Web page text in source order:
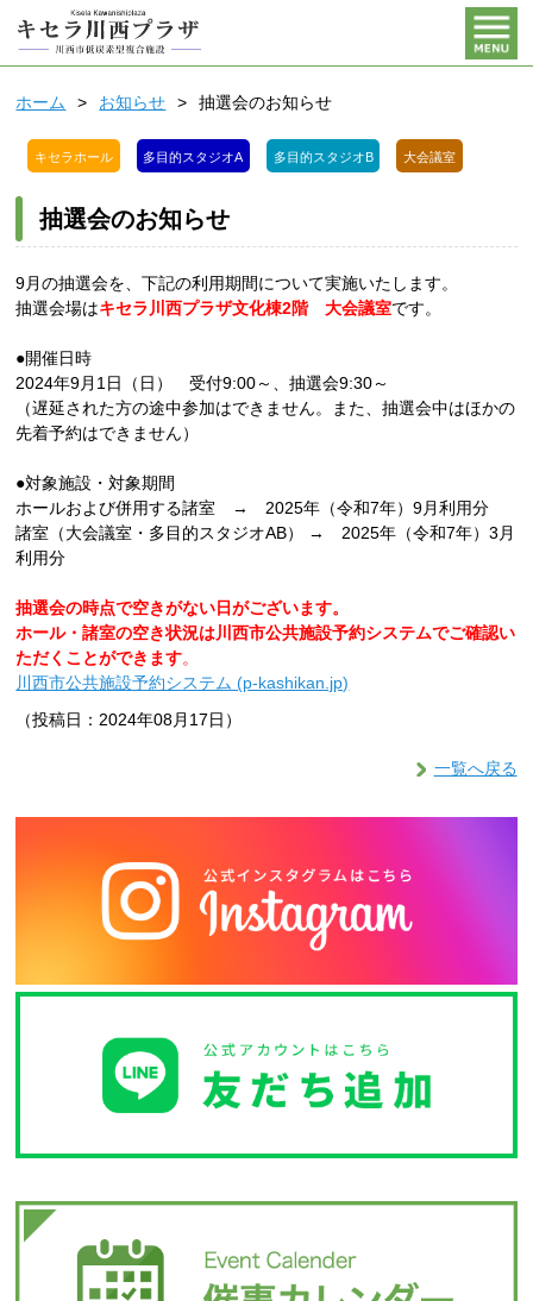
ホーム お知らせ 抽選会のお知らせ
キセラホール 多目的スタジオA 多目的スタジオB 大会議室
抽選会のお知らせ
9月の抽選会を、下記の利用期間について実施いたします。
抽選会場はキセラ川西プラザ文化棟2階 大会議室です。
●開催日時
2024年9月1日（日） 受付9:00～、抽選会9:30～
（遅延された方の途中参加はできません。また、抽選会中はほかの
先着予約はできません）
●対象施設・対象期間
ホールおよび併用する諸室 → 2025年（令和7年）9月利用分
諸室（大会議室・多目的スタジオAB） → 2025年（令和7年）3月
利用分
抽選会の時点で空きがない日がございます。
ホール・諸室の空き状況は川西市公共施設予約システムでご確認い
ただくことができます。
川西市公共施設予約システム (p-kashikan.jp)
（投稿日：2024年08月17日）
一覧へ戻る